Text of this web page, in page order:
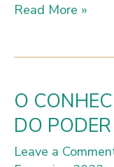
TU
E
A
ESCULTURA
Read More »
O
DO PODER
Leave a